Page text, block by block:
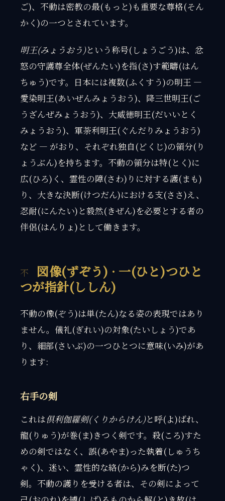
ご)、不動は密教の最(もっと)も重要な尊格(そん
かく)の一つとされています。
明王(みょうおう)という称号(しょうごう)は、忿
怒の守護尊全体(ぜんたい)を指(さ)す範疇(はん
ちゅう)です。日本には複数(ふくすう)の明王 —
愛染明王(あいぜんみょうおう)、降三世明王(ご
うざんぜみょうおう)、大威徳明王(だいいとく
みょうおう)、軍荼利明王(ぐんだりみょうおう)
など — がおり、それぞれ独自(どくじ)の領分(り
ょうぶん)を持ちます。不動の領分は特(とく)に
広(ひろ)く、霊性の障(さわ)りに対する護(まも)
り、大きな決断(けつだん)における支(ささ)え、
忍耐(にんたい)と毅然(きぜん)を必要とする者の
伴侶(はんりょ)として働きます。
図像(ずぞう) · 一(ひと)つひと
つが指針(ししん)
不動の像(ぞう)は単(たん)なる姿の表現ではあり
ません。儀礼(ぎれい)の対象(たいしょう)であ
り、細部(さいぶ)の一つひとつに意味(いみ)があ
ります:
右手の剣
これは倶利伽羅剣(くりからけん)と呼(よ)ばれ、
龍(りゅう)が巻(ま)きつく剣です。殺(ころ)すた
めの剣ではなく、誤(あやま)った執着(しゅうち
ゃく)、迷い、霊性的な絡(から)みを断(た)つ
剣。不動の護りを受ける者は、その剣によって